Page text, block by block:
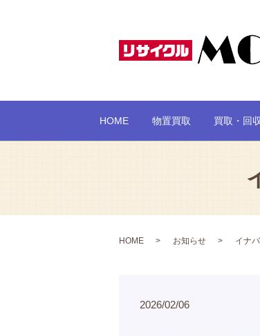
HOME 物置買取 買取・回収
HOME お知らせ イナ
2026/02/06